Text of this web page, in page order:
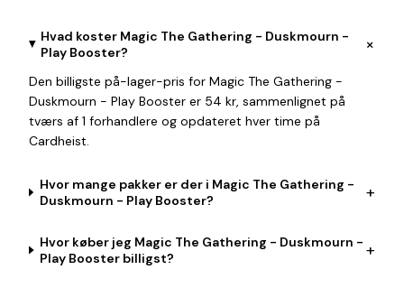
Hvad koster Magic The Gathering - Duskmourn -
Play Booster?
+
Den billigste på-lager-pris for Magic The Gathering -
Duskmourn - Play Booster er 54 kr, sammenlignet på
tværs af 1 forhandlere og opdateret hver time på
Cardheist.
Hvor mange pakker er der i Magic The Gathering -
Duskmourn - Play Booster?
+
Hvor køber jeg Magic The Gathering - Duskmourn -
Play Booster billigst?
+